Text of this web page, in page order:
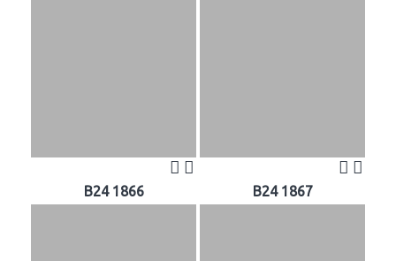
B24 1866 B24 1867